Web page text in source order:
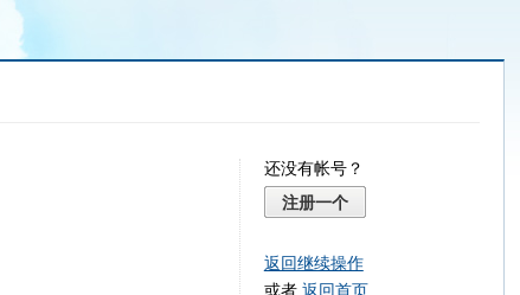
还没有帐号？
注册一个
返回继续操作
或者 返回首页